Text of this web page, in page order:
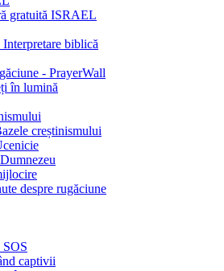
gratuită ISRAEL
biblică
- PrayerWall
în lumină
creștinismului
despre rugăciune
captivii